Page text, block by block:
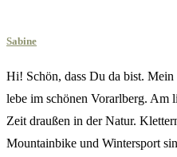
Sabine
Hi! Schön, dass Du da bist.
lebe im schönen Vorarlberg. Am
Zeit draußen in der Natur.
Mountainbike und Wintersport